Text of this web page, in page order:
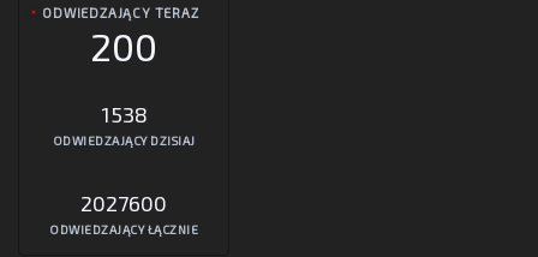
ODWIEDZAJĄCY TERAZ
200
1538
ODWIEDZAJĄCY DZISIAJ
2027600
ODWIEDZAJĄCY ŁĄCZNIE